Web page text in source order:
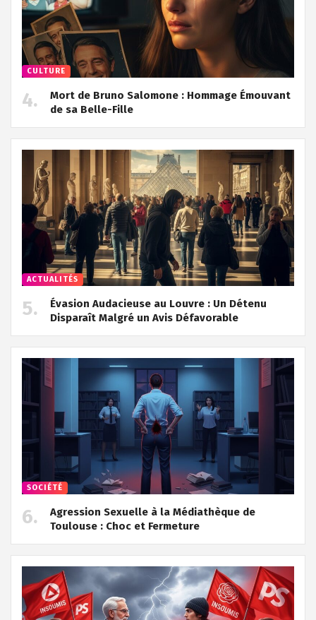
CULTURE
Mort de Bruno Salomone : Hommage Émouvant
de sa Belle-Fille
ACTUALITÉS
Évasion Audacieuse au Louvre : Un Détenu
Disparaît Malgré un Avis Défavorable
SOCIÉTÉ
Agression Sexuelle à la Médiathèque de
Toulouse : Choc et Fermeture